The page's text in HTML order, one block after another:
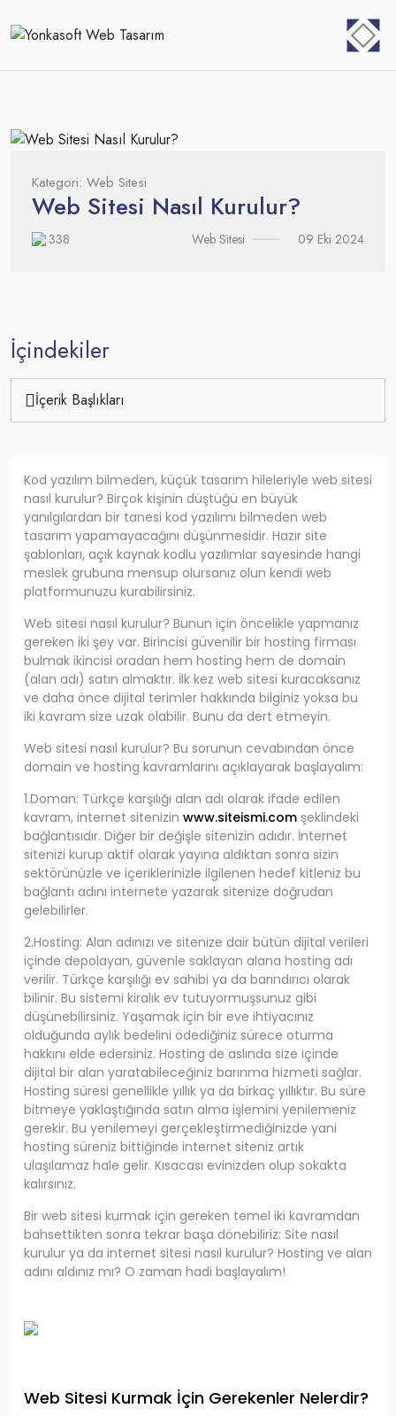
Kategori: Web Sitesi
Web Sitesi Nasıl Kurulur?
338 Web Sitesi 09 Eki 2024
İçindekiler
İçerik Başlıkları
Kod yazılım bilmeden, küçük tasarım hileleriyle web sitesi
nasıl kurulur? Birçok kişinin düştüğü en büyük
yanılgılardan bir tanesi kod yazılımı bilmeden web
tasarım yapamayacağını düşünmesidir. Hazır site
şablonları, açık kaynak kodlu yazılımlar sayesinde hangi
meslek grubuna mensup olursanız olun kendi web
platformunuzu kurabilirsiniz.
Web sitesi nasıl kurulur? Bunun için öncelikle yapmanız
gereken iki şey var. Birincisi güvenilir bir hosting firması
bulmak ikincisi oradan hem hosting hem de domain
(alan adı) satın almaktır. İlk kez web sitesi kuracaksanız
ve daha önce dijital terimler hakkında bilginiz yoksa bu
iki kavram size uzak olabilir. Bunu da dert etmeyin.
Web sitesi nasıl kurulur? Bu sorunun cevabından önce
domain ve hosting kavramlarını açıklayarak başlayalım:
1.Doman: Türkçe karşılığı alan adı olarak ifade edilen
kavram, internet sitenizin www.siteismi.com şeklindeki
bağlantısıdır. Diğer bir değişle sitenizin adıdır. İnternet
sitenizi kurup aktif olarak yayına aldıktan sonra sizin
sektörünüzle ve içeriklerinizle ilgilenen hedef kitleniz bu
bağlantı adını internete yazarak sitenize doğrudan
gelebilirler.
2.Hosting: Alan adınızı ve sitenize dair bütün dijital verileri
içinde depolayan, güvenle saklayan alana hosting adı
verilir. Türkçe karşılığı ev sahibi ya da barındırıcı olarak
bilinir. Bu sistemi kiralık ev tutuyormuşsunuz gibi
düşünebilirsiniz. Yaşamak için bir eve ihtiyacınız
olduğunda aylık bedelini ödediğiniz sürece oturma
hakkını elde edersiniz. Hosting de aslında size içinde
dijital bir alan yaratabileceğiniz barınma hizmeti sağlar.
Hosting süresi genellikle yıllık ya da birkaç yıllıktır. Bu süre
bitmeye yaklaştığında satın alma işlemini yenilemeniz
gerekir. Bu yenilemeyi gerçekleştirmediğinizde yani
hosting süreniz bittiğinde internet siteniz artık
ulaşılamaz hale gelir. Kısacası evinizden olup sokakta
kalırsınız.
Bir web sitesi kurmak için gereken temel iki kavramdan
bahsettikten sonra tekrar başa dönebiliriz: Site nasıl
kurulur ya da internet sitesi nasıl kurulur? Hosting ve alan
adını aldınız mı? O zaman hadi başlayalım!
Web Sitesi Kurmak İçin Gerekenler Nelerdir?